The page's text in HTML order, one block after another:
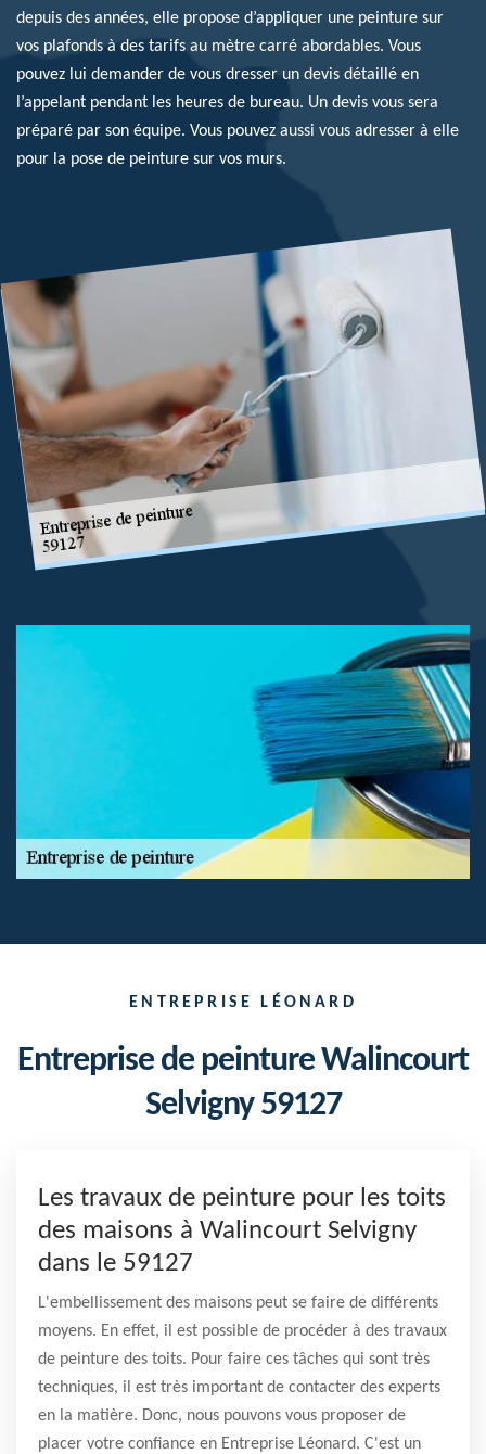
depuis des années, elle propose d’appliquer une peinture sur
vos plafonds à des tarifs au mètre carré abordables. Vous
pouvez lui demander de vous dresser un devis détaillé en
l’appelant pendant les heures de bureau. Un devis vous sera
préparé par son équipe. Vous pouvez aussi vous adresser à elle
pour la pose de peinture sur vos murs.
ENTREPRISE LÉONARD
Entreprise de peinture Walincourt
Selvigny 59127
Les travaux de peinture pour les toits
des maisons à Walincourt Selvigny
dans le 59127
L'embellissement des maisons peut se faire de différents
moyens. En effet, il est possible de procéder à des travaux
de peinture des toits. Pour faire ces tâches qui sont très
techniques, il est très important de contacter des experts
en la matière. Donc, nous pouvons vous proposer de
placer votre confiance en Entreprise Léonard. C'est un